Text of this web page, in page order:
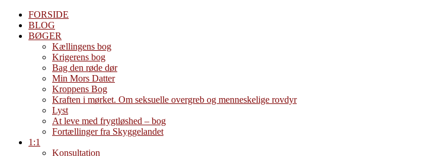
FORSIDE
BLOG
BØGER
Kællingens bog
Krigerens bog
Bag den røde dør
Min Mors Datter
Kroppens Bog
Kraften i mørket. Om seksuelle overgreb og menneskelige rovdyr
Lyst
At leve med frygtløshed – bog
Fortællinger fra Skyggelandet
1:1
Konsultation